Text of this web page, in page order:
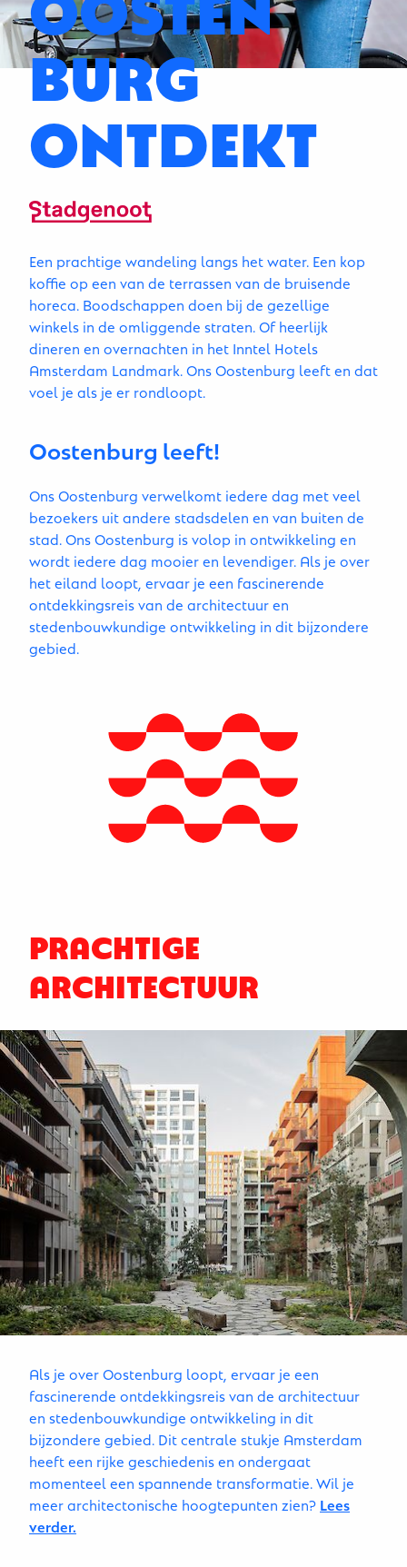
BURG
ONTDEKT
Een prachtige wandeling langs het water. Een kop
koffie op een van de terrassen van de bruisende
horeca. Boodschappen doen bij de gezellige
winkels in de omliggende straten. Of heerlijk
dineren en overnachten in het Inntel Hotels
Amsterdam Landmark. Ons Oostenburg leeft en dat
voel je als je er rondloopt.
Oostenburg leeft!
Ons Oostenburg verwelkomt iedere dag met veel
bezoekers uit andere stadsdelen en van buiten de
stad. Ons Oostenburg is volop in ontwikkeling en
wordt iedere dag mooier en levendiger. Als je over
het eiland loopt, ervaar je een fascinerende
ontdekkingsreis van de architectuur en
stedenbouwkundige ontwikkeling in dit bijzondere
gebied.
PRACHTIGE
ARCHITECTUUR
Als je over Oostenburg loopt, ervaar je een
fascinerende ontdekkingsreis van de architectuur
en stedenbouwkundige ontwikkeling in dit
bijzondere gebied. Dit centrale stukje Amsterdam
heeft een rijke geschiedenis en ondergaat
momenteel een spannende transformatie. Wil je
meer architectonische hoogtepunten zien? Lees
verder.